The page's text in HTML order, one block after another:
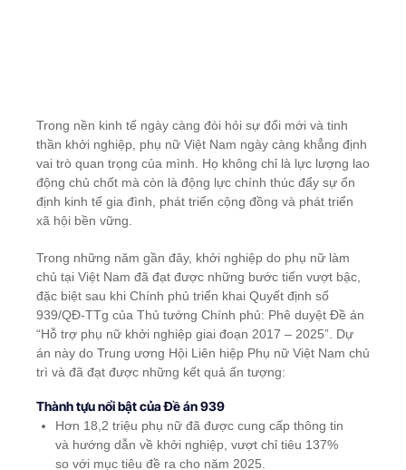
Trong nền kinh tế ngày càng đòi hỏi sự đổi mới và tinh
thần khởi nghiệp, phụ nữ Việt Nam ngày càng khẳng định
vai trò quan trọng của mình. Họ không chỉ là lực lượng lao
động chủ chốt mà còn là động lực chính thúc đẩy sự ổn
định kinh tế gia đình, phát triển cộng đồng và phát triển
xã hội bền vững.
Trong những năm gần đây, khởi nghiệp do phụ nữ làm
chủ tại Việt Nam đã đạt được những bước tiến vượt bậc,
đặc biệt sau khi Chính phủ triển khai Quyết định số
939/QĐ-TTg của Thủ tướng Chính phủ: Phê duyệt Đề án
“Hỗ trợ phụ nữ khởi nghiệp giai đoạn 2017 – 2025”. Dự
án này do Trung ương Hội Liên hiệp Phụ nữ Việt Nam chủ
trì và đã đạt được những kết quả ấn tượng:
Thành tựu nổi bật của Đề án 939
Hơn 18,2 triệu phụ nữ đã được cung cấp thông tin
và hướng dẫn về khởi nghiệp, vượt chỉ tiêu 137%
so với mục tiêu đề ra cho năm 2025.